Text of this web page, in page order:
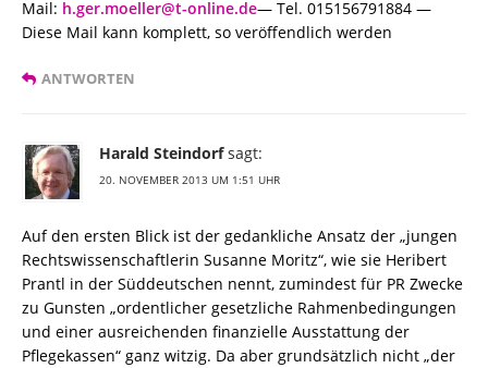
Mail: h.ger.moeller@t-online.de— Tel. 015156791884 —
Diese Mail kann komplett, so veröffendlich werden
ANTWORTEN
Harald Steindorf sagt:
20. NOVEMBER 2013 UM 1:51 UHR
Auf den ersten Blick ist der gedankliche Ansatz der „jungen
Rechtswissenschaftlerin Susanne Moritz“, wie sie Heribert
Prantl in der Süddeutschen nennt, zumindest für PR Zwecke
zu Gunsten „ordentlicher gesetzliche Rahmenbedingungen
und einer ausreichenden finanzielle Ausstattung der
Pflegekassen“ ganz witzig. Da aber grundsätzlich nicht „der